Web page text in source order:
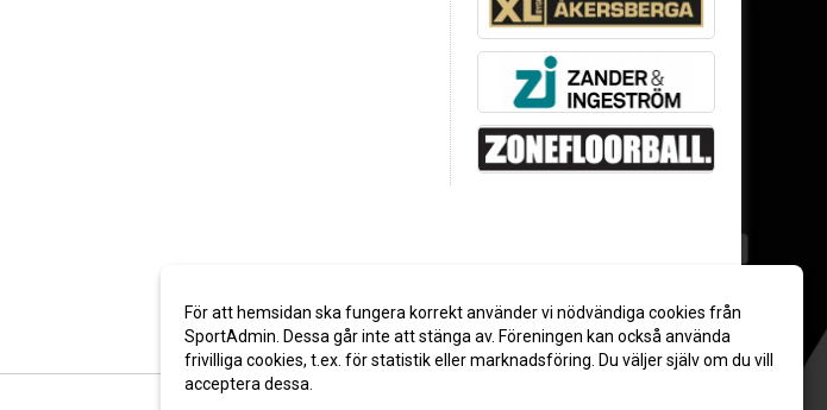
För att hemsidan ska fungera korrekt använder vi nödvändiga cookies från
SportAdmin. Dessa går inte att stänga av. Föreningen kan också använda
frivilliga cookies, t.ex. för statistik eller marknadsföring. Du väljer själv om du vill
acceptera dessa.